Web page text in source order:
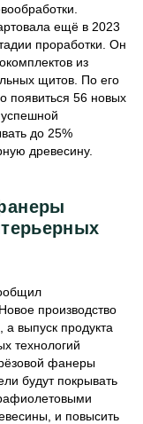
ещё в 2023
проработки. Он
из
щитов. По его
появиться 56 новых
успешной
до 25%
древесину.
производство
а выпуск продукта
технологий
фанеры
будут покрывать
и повысить